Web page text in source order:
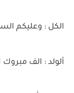
الكل : وعليكم
ألولد : الف مبروك